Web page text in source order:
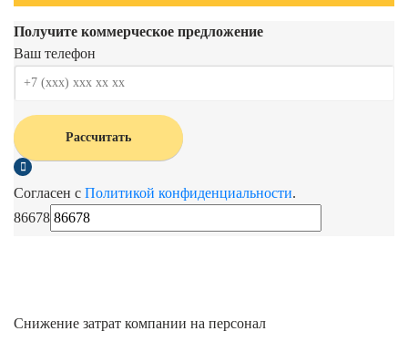
Получите коммерческое предложение
Ваш телефон
Рассчитать
Согласен с Политикой конфиденциальности.
86678
Снижение затрат компании на персонал